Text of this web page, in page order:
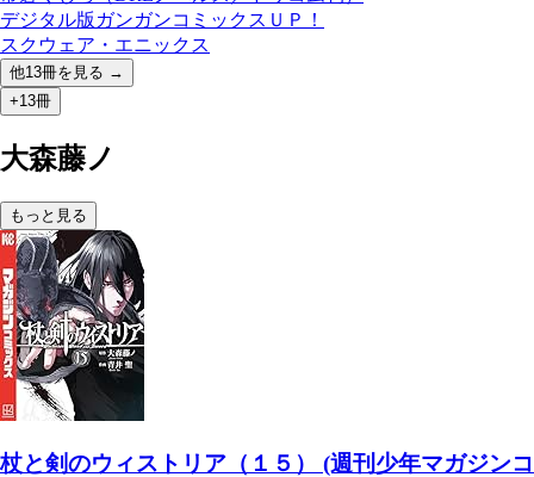
デジタル版ガンガンコミックスＵＰ！
スクウェア・エニックス
他13冊を見る →
+13冊
大森藤ノ
もっと見る
杖と剣のウィストリア（１５） (週刊少年マガジンコ